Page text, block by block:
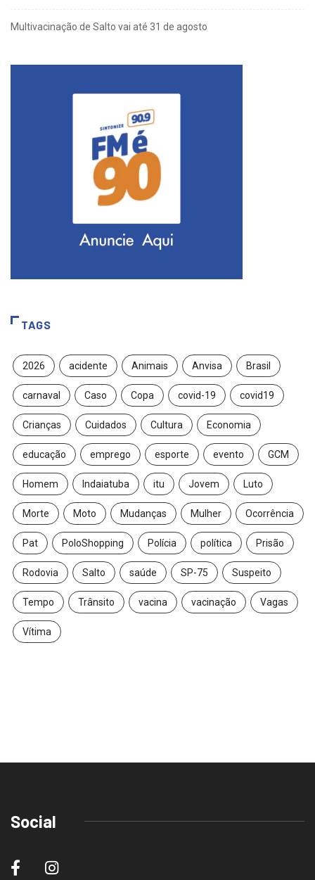
Multivacinação de Salto vai até 31 de agosto
TAGS
2026 acidente Animais Anvisa Brasil
carnaval Caso Copa covid-19 covid19
Crianças Cuidados Cultura Economia
educação emprego esporte evento GCM
Homem Indaiatuba itu Jovem Luto
Morte Moto Mudanças Mulher Ocorrência
Pat PoloShopping Polícia política Prisão
Rodovia Salto saúde SP-75 Suspeito
Tempo Trânsito vacina vacinação Vagas
Vítima
Social